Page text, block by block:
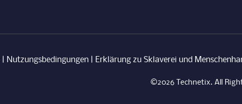
Nutzungsbedingungen Erklärung zu Sklaverei und
©2026 Technetix. All